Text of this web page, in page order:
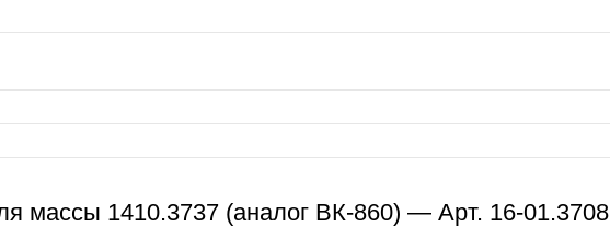
массы 1410.3737 (аналог ВК-860) — Арт. 16-01.3708